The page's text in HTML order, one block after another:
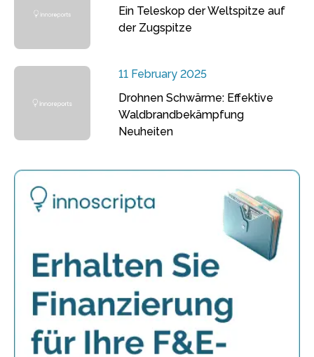
Ein Teleskop der Weltspitze auf
der Zugspitze
11 February 2025
Drohnen Schwärme: Effektive
Waldbrandbekämpfung
Neuheiten